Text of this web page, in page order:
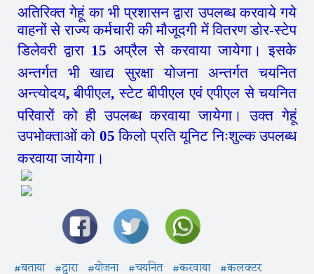
अतिरिक्त गेहूं का भी प्रशासन द्वारा उपलब्ध करवाये गये
वाहनों से राज्य कर्मचारी की मौजूदगी में वितरण डोर-स्टेप
डिलेवरी द्वारा 15 अप्रैल से करवाया जायेगा। इसके
अन्तर्गत भी खाद्य सुरक्षा योजना अन्तर्गत चयनित
अन्त्योदय,बीपीएल,स्टेट बीपीएल एवं एपीएल से चयनित
परिवारों को ही उपलब्ध करवाया जायेगा। उक्त गेहूं
उपभोक्ताओं को 05 किलो प्रति यूनिट निःशुल्क उपलब्ध
करवाया जायेगा।
#बताया #द्वारा #योजना #चयनित #करवाया #कलक्टर